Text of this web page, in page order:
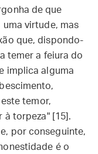
de que
virtude, mas
que, dispondo-
temer a feiura do
implica alguma
temor,
à torpeza" [15].
por conseguinte,
é o